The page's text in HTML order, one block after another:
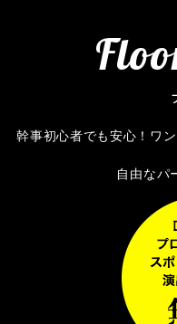
幹事初心者でも安心！ワ
自由なパ